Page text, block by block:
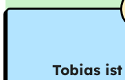
Tobias